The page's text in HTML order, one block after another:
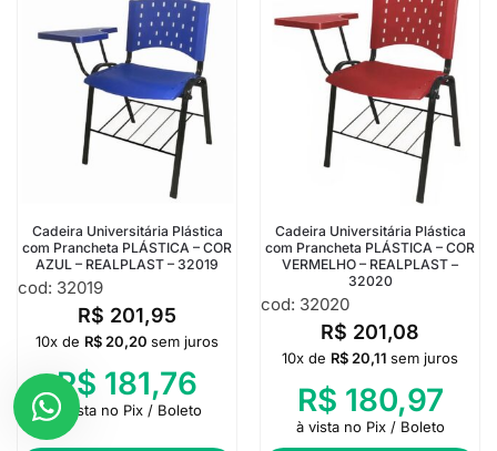
Cadeira Universitária Plástica
com Prancheta PLÁSTICA – COR
AZUL – REALPLAST – 32019
cod: 32019
R$ 201,95
10x de R$20,20 sem juros
R$ 181,76
à vista no Pix / Boleto
Cadeira Universitária Plástica
com Prancheta PLÁSTICA – COR
VERMELHO – REALPLAST –
32020
cod: 32020
R$ 201,08
10x de R$20,11 sem juros
R$ 180,97
à vista no Pix / Boleto